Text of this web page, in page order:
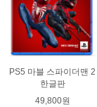
PS5 마블 스파이더맨 2
한글판
49,800원